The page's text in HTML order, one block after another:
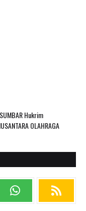
Hukrim
OLAHRAGA